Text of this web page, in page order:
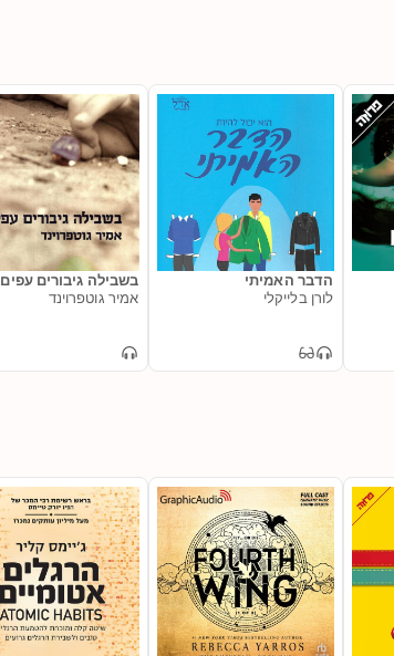
הדבר האמיתי
לורן בלייקלי
בשבילה גיבורים עפים
אמיר גוטפרוינד